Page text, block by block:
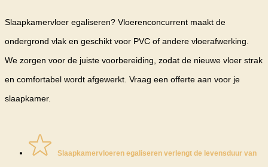
Slaapkamervloer egaliseren? Vloerenconcurrent maakt de
ondergrond vlak en geschikt voor PVC of andere vloerafwerking.
We zorgen voor de juiste voorbereiding, zodat de nieuwe vloer strak
en comfortabel wordt afgewerkt. Vraag een offerte aan voor je
slaapkamer.
Slaapkamervloeren egaliseren verlengt de levensduur van